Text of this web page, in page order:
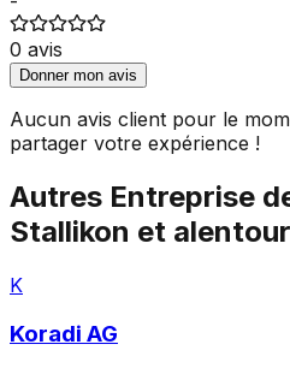
0 avis
Donner mon avis
Aucun avis client pour le
partager votre expérience !
Autres Entreprise
Stallikon et
K
Koradi AG